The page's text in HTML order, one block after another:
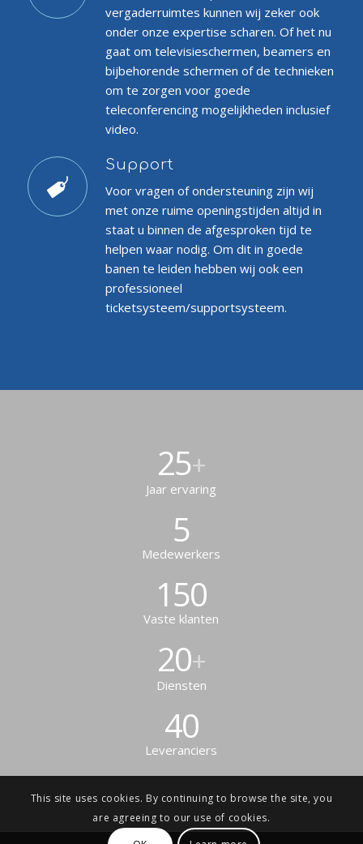
vergaderruimtes kunnen wij zeker ook
onder onze expertise scharen. Of het nu
gaat om televisieschermen, beamers en
bijbehorende schermen of de technieken
om te zorgen voor goede
teleconferencing mogelijkheden inclusief
video.
Support
Voor vragen of ondersteuning zijn wij
met onze ruime openingstijden altijd in
staat u binnen de afgesproken tijd te
helpen waar nodig. Om dit in goede
banen te leiden hebben wij ook een
professioneel
ticketsysteem/supportsysteem.
25+
Jaar ervaring
5
Medewerkers
150
Vaste klanten
20+
Diensten
40
Leveranciers
This site uses cookies. By continuing to browse the site, you
are agreeing to our use of cookies.